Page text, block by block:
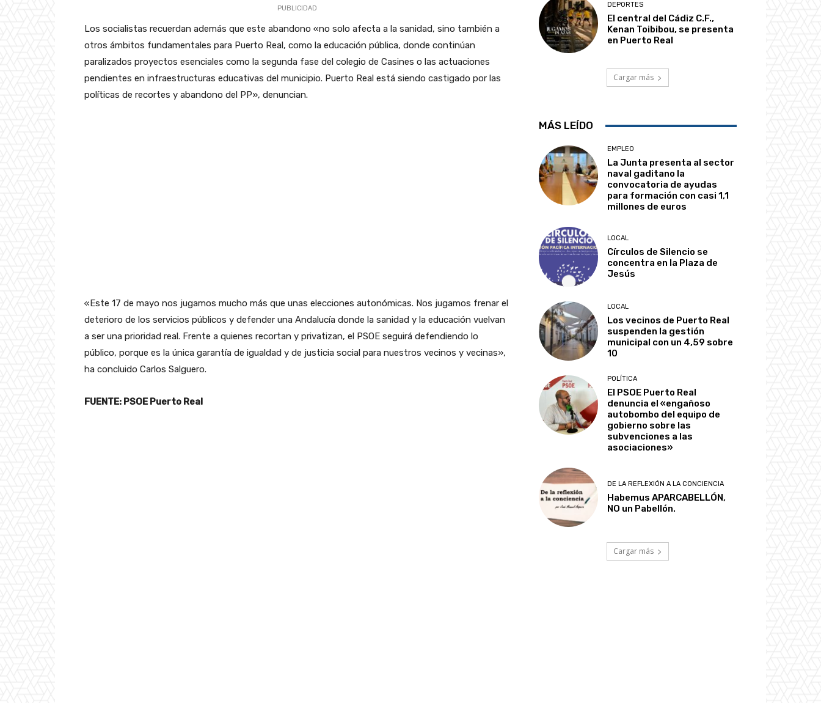
PUBLICIDAD
Los socialistas recuerdan además que este abandono «no solo afecta a la sanidad, sino también a
otros ámbitos fundamentales para Puerto Real, como la educación pública, donde continúan
paralizados proyectos esenciales como la segunda fase del colegio de Casines o las actuaciones
pendientes en infraestructuras educativas del municipio. Puerto Real está siendo castigado por las
políticas de recortes y abandono del PP», denuncian.
«Este 17 de mayo nos jugamos mucho más que unas elecciones autonómicas. Nos jugamos frenar el
deterioro de los servicios públicos y defender una Andalucía donde la sanidad y la educación vuelvan
a ser una prioridad real. Frente a quienes recortan y privatizan, el PSOE seguirá defendiendo lo
público, porque es la única garantía de igualdad y de justicia social para nuestros vecinos y vecinas»,
ha concluido Carlos Salguero.
FUENTE: PSOE Puerto Real
DEPORTES
El central del Cádiz C.F.,
Kenan Toibibou, se presenta
en Puerto Real
Cargar más
MÁS LEÍDO
EMPLEO
La Junta presenta al sector
naval gaditano la
convocatoria de ayudas
para formación con casi 1,1
millones de euros
LOCAL
Círculos de Silencio se
concentra en la Plaza de
Jesús
LOCAL
Los vecinos de Puerto Real
suspenden la gestión
municipal con un 4,59 sobre
10
POLÍTICA
El PSOE Puerto Real
denuncia el «engañoso
autobombo del equipo de
gobierno sobre las
subvenciones a las
asociaciones»
DE LA REFLEXIÓN A LA CONCIENCIA
Habemus APARCABELLÓN,
NO un Pabellón.
Cargar más